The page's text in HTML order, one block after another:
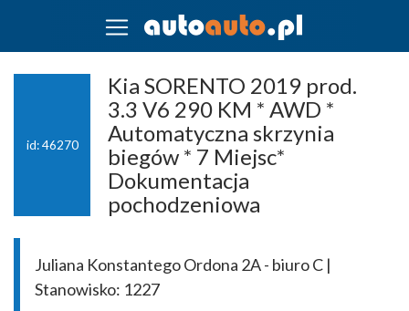
id: 46270
Kia SORENTO 2019 prod.
3.3 V6 290 KM * AWD *
Automatyczna skrzynia
biegów * 7 Miejsc*
Dokumentacja
pochodzeniowa
Juliana Konstantego Ordona 2A - biuro C |
Stanowisko: 1227